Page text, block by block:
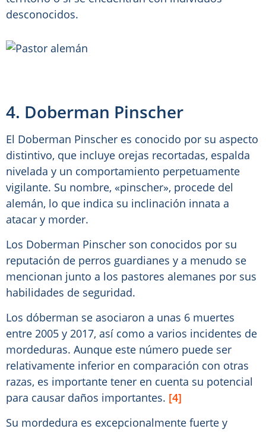
desconocidos.
4. Doberman Pinscher
El Doberman Pinscher es conocido por su aspecto
distintivo, que incluye orejas recortadas, espalda
nivelada y un comportamiento perpetuamente
vigilante. Su nombre, «pinscher», procede del
alemán, lo que indica su inclinación innata a
atacar y morder.
Los Doberman Pinscher son conocidos por su
reputación de perros guardianes y a menudo se
mencionan junto a los pastores alemanes por sus
habilidades de seguridad.
Los dóberman se asociaron a unas 6 muertes
entre 2005 y 2017, así como a varios incidentes de
mordeduras. Aunque este número puede ser
relativamente inferior en comparación con otras
razas, es importante tener en cuenta su potencial
para causar daños importantes. [4]
Su mordedura es excepcionalmente fuerte y